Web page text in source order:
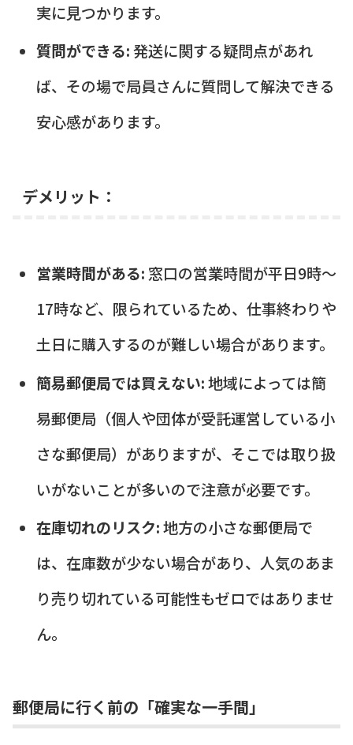
実に見つかります。
質問ができる:発送に関する疑問点があれ
ば、その場で局員さんに質問して解決できる
安心感があります。
デメリット：
営業時間がある: 窓口の営業時間が平日9時～
17時など、限られているため、仕事終わりや
土日に購入するのが難しい場合があります。
簡易郵便局では買えない:地域によっては簡
易郵便局（個人や団体が受託運営している小
さな郵便局）がありますが、そこでは取り扱
いがないことが多いので注意が必要です。
在庫切れのリスク:地方の小さな郵便局で
は、在庫数が少ない場合があり、人気のあま
り売り切れている可能性もゼロではありませ
ん。
郵便局に行く前の「確実な一手間」